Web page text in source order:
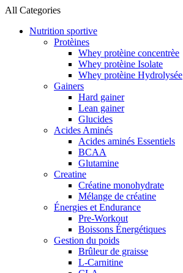
All Categories
Nutrition sportive
Protèines
Whey protèine concentrèe
Whey protèine Isolate
Whey protèine Hydrolysée
Gainers
Hard gainer
Lean gainer
Glucides
Acides Aminés
Acides aminés Essentiels
BCAA
Glutamine
Creatine
Créatine monohydrate
Mélange de créatine
Énergies et Endurance
Pre-Workout
Boissons Énergétiques
Gestion du poids
Brûleur de graisse
L-Carnitine